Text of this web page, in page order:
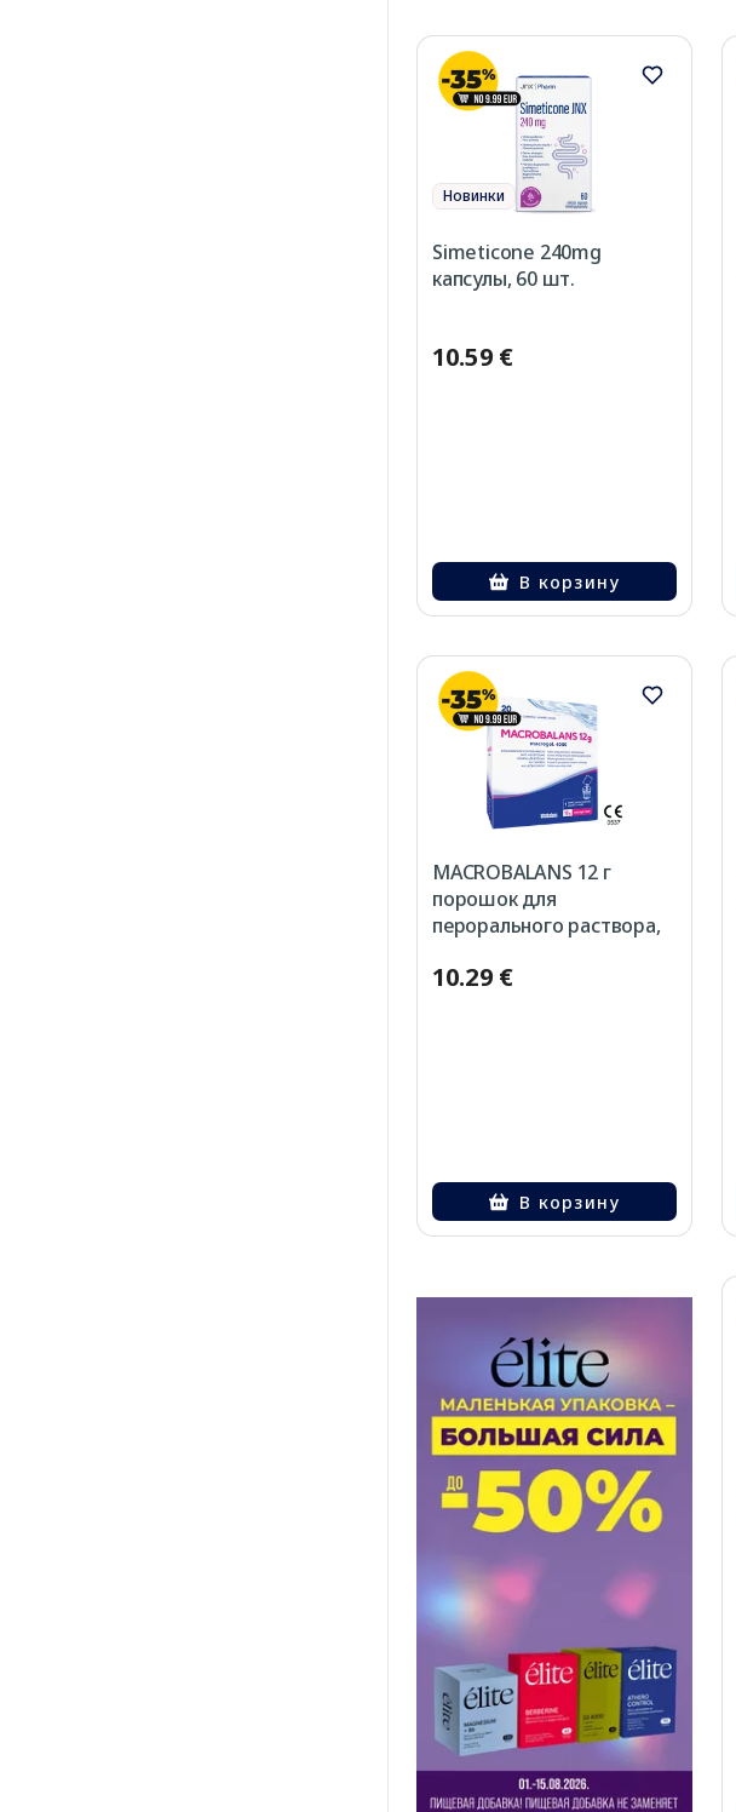
Новинки
Simeticone 240mg
капсулы, 60 шт.
10.59 €
В корзину
MACROBALANS 12 г
порошок для
перорального раствора,
10.29 €
В корзину